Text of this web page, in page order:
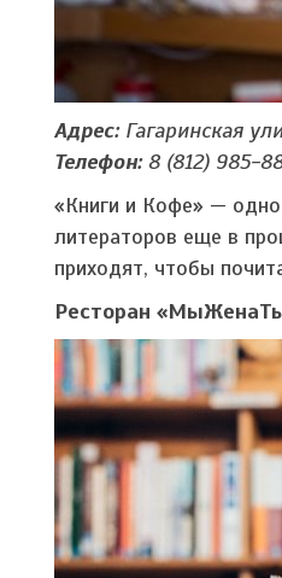
Адрес:Гагаринская
Телефон:8 (812) 985-
«Книги и Кофе» —
литераторов еще в
приходят, чтобы
Ресторан